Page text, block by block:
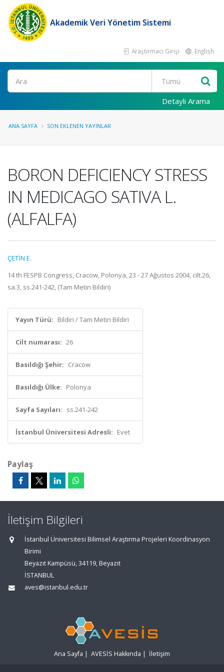
Akademik Veri Yönetim Sistemi
Araştırmacı Girişi English
Ara
Detaylı Arama
ANA SAYFA SON EKLENEN YAYINLAR
BORON DEFICIENCY STRESS
IN MEDICAGO SATIVA L.
(ALFALFA)
ÇETİN E.
14 th FESPB Congress, Cracow, Polonya, 23 - 27 Ağustos 2004, cilt.26,
sa.3, ss.241-242, (Tam Metin Bildiri)
Yayın Türü: Bildiri / Tam Metin Bildiri
Cilt numarası: 26
Basıldığı Şehir: Cracow
Basıldığı Ülke: Polonya
Sayfa Sayıları: ss.241-242
İstanbul Üniversitesi Adresli: Evet
Paylaş
İletişim Bilgileri
İstanbul Üniversitesi Bilimsel Araştırma Projeleri Koordinasyon
Birimi
Beyazıt Kampüsü, 34119, Beyazıt
İSTANBUL
aves@istanbul.edu.tr
Ana Sayfa | AVESİS Hakkında | İletişim